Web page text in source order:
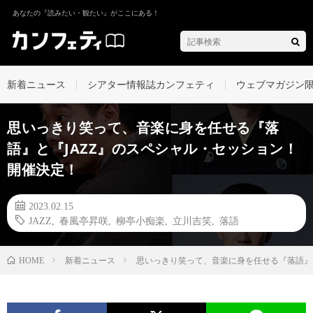
あなたの『読みたい・観たい』がここにある！
新着ニュース シアター情報誌カンフェティ ウェブマガジン
思いっきり笑って、音楽に身を任せる『落
語』と『JAZZ』のスペシャル・セッション！
開催決定！
2023.02.15
JAZZ
春風亭昇咲 柳亭小痴楽 立川吉笑 落語
HOME 新着ニュース 思いっきり笑って、音楽に身を任せる『落語